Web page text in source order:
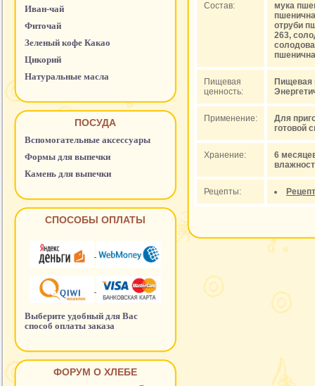
Иван-чай
Фиточай
Зеленый кофе Какао
Цикорий
Натуральные масла
ПОСУДА
Вспомогательные аксессуары
Формы для выпечки
Камень для выпечки
СПОСОБЫ ОПЛАТЫ
Выберите удобный для Вас
способ оплаты заказа
ФОРУМ О ХЛЕБЕ
Состав:
мука
отруби
263,
Пищевая
ценность:
Пищевая
Применение:
Для
готовой
Хранение:
6
Рецепты: